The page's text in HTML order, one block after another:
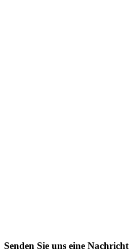
Senden Sie uns eine Nachricht